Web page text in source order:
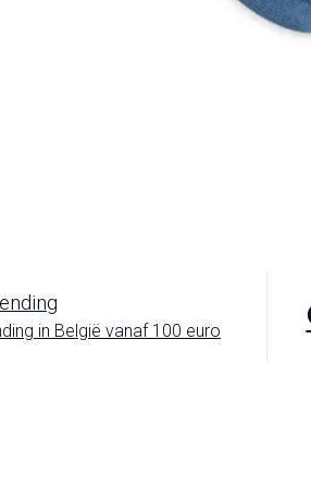
in België vanaf 100 euro